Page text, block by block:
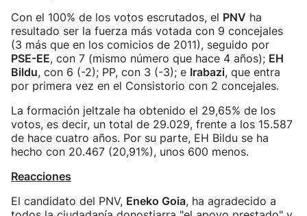
Con el 100% de los votos escrutados, el PNV ha
resultado ser la fuerza más votada con 9 concejales
(3 más que en los comicios de 2011), seguido por
PSE-EE, con 7 (mismo número que hace 4 años); EH
Bildu, con 6 (-2); PP, con 3 (-3); e Irabazi, que entra
por primera vez en el Consistorio con 2 concejales.
La formación jeltzale ha obtenido el 29,65% de los
votos, es decir, un total de 29.029, frente a los 15.587
de hace cuatro años. Por su parte, EH Bildu se ha
hecho con 20.467 (20,91%), unos 600 menos.
Reacciones
El candidato del PNV, Eneko Goia, ha agradecido a